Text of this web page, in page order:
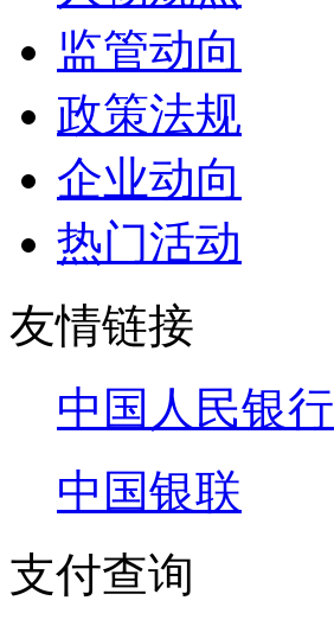
监管动向
政策法规
企业动向
热门活动
友情链接
中国人民银行
中国银联
支付查询